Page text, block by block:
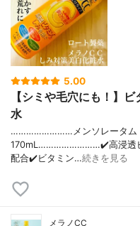
5.00
【シミや毛穴にも！】
水
……………………メンソレータム
170mL……………………✔️高浸透ビ
配合✔️ビタミン…続きを見る
メラノCC